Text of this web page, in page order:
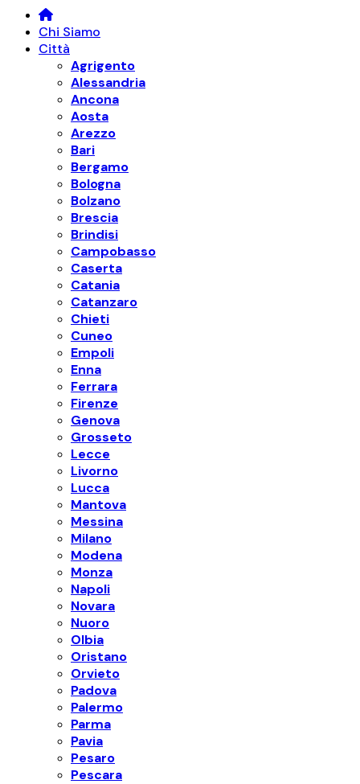
Chi Siamo
Città
Agrigento
Alessandria
Ancona
Aosta
Arezzo
Bari
Bergamo
Bologna
Bolzano
Brescia
Brindisi
Campobasso
Caserta
Catania
Catanzaro
Chieti
Cuneo
Empoli
Enna
Ferrara
Firenze
Genova
Grosseto
Lecce
Livorno
Lucca
Mantova
Messina
Milano
Modena
Monza
Napoli
Novara
Nuoro
Olbia
Oristano
Orvieto
Padova
Palermo
Parma
Pavia
Pesaro
Pescara